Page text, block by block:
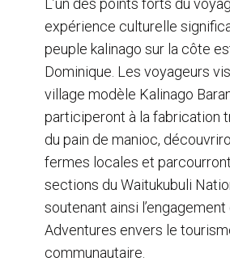
L’un des points forts du
expérience culturelle
peuple kalinago sur la côte
Dominique. Les voyageurs
village modèle Kalinago
participeront à la fabrication
du pain de manioc,
fermes locales et
sections du Waitukubuli
soutenant ainsi l’engagement
Adventures envers le
communautaire.